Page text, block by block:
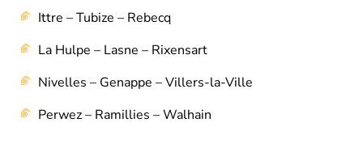
Ittre – Tubize – Rebecq
La Hulpe – Lasne – Rixensart
Nivelles – Genappe – Villers-la-Ville
Perwez – Ramillies – Walhain